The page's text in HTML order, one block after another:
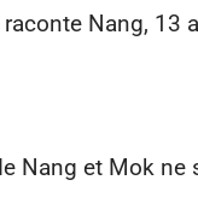
raconte Nang, 13
Nang et Mok ne